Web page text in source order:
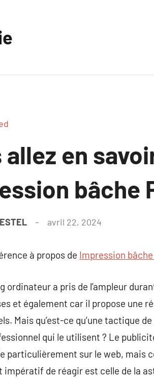
allez en
bâche
avril 22, 2024
à propos de Impression bâche
ordinateur a pris de l’ampleur
et également car il propose une
Mais qu’est-ce qu’une tactique
qui le utilisent ? Le
particulièrement sur le web, mais
impératif de réagir est celle de la